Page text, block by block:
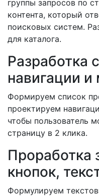
группы запросов по
контента, который
поисковых систем.
для каталога.
Разработка
навигации
Формируем список
проектируем
чтобы пользователь
страницу в 2 клика.
Проработка
кнопок,
Формулируем